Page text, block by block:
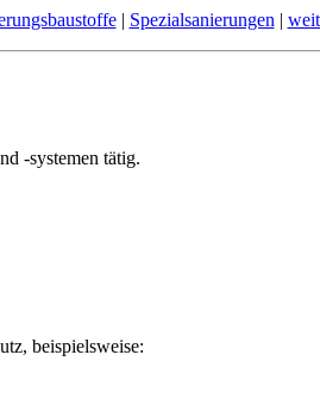
| Spezialsanierungen |
-systemen tätig.
beispielsweise: